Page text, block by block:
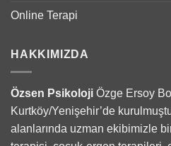
Online Terapi
HAKKIMIZDA
Özsen Psikoloji Özge Ersoy
Kurtköy/Yenişehir’de
alanlarında uzman ekibimizle